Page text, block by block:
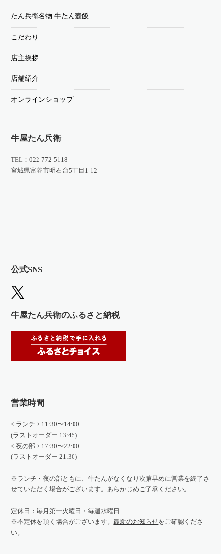
たん兵衛名物 牛たん壺飯
こだわり
店主挨拶
店舗紹介
オンラインショップ
牛屋たん兵衛
TEL：022-772-5118
宮城県富谷市明石台5丁目1-12
公式SNS
牛屋たん兵衛のふるさと納税
営業時間
< ランチ > 11:30〜14:00
(ラストオーダー 13:45)
< 夜の部 > 17:30〜22:00
(ラストオーダー 21:30)
※ランチ・夜の部ともに、牛たんがなくなり次第早めに営業を終了さ
せていただく場合がございます。あらかじめご了承ください。
定休日：毎月第一火曜日・毎週水曜日
※不定休を頂く場合がございます。最新のお知らせをご確認くださ
い。